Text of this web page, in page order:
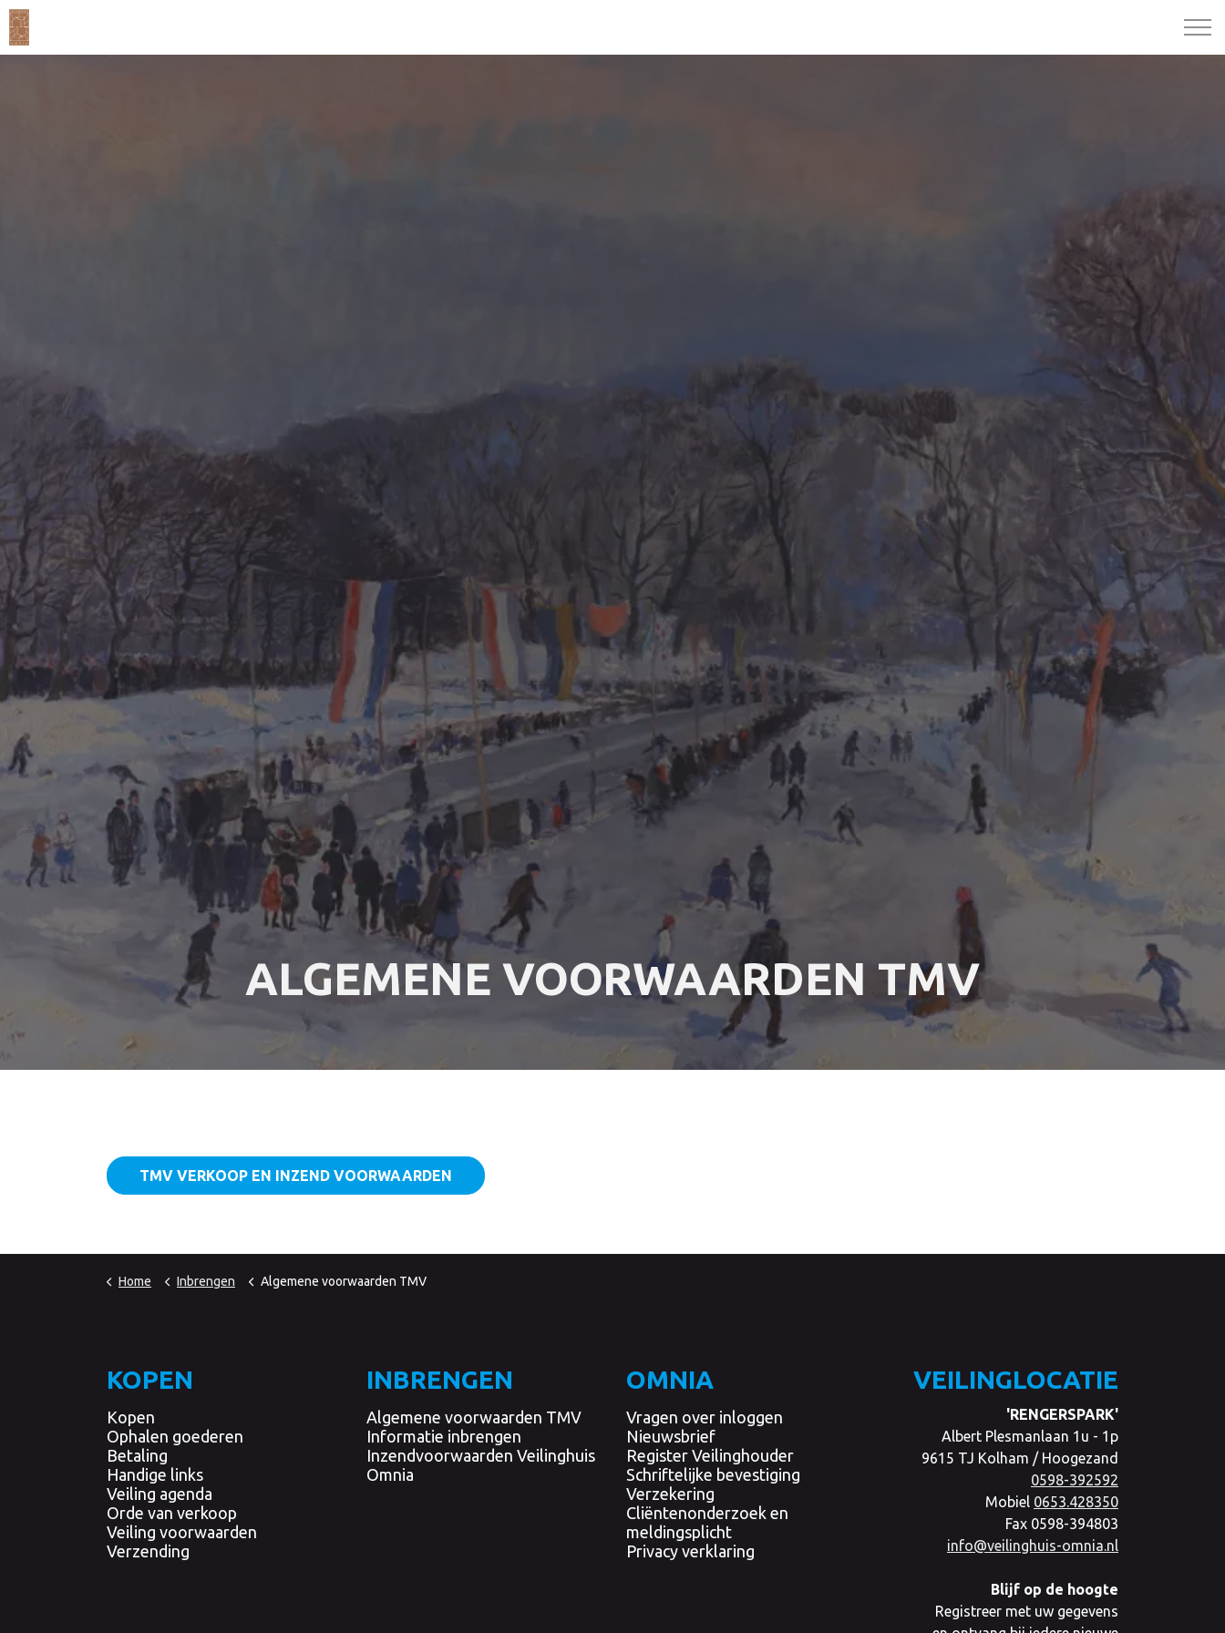
ALGEMENE VOORWAARDEN TMV
TMV VERKOOP EN INZEND VOORWAARDEN
Home Inbrengen Algemene voorwaarden TMV
KOPEN
Kopen
Ophalen goederen
Betaling
Handige links
Veiling agenda
Orde van verkoop
Veiling voorwaarden
Verzending
INBRENGEN
Algemene voorwaarden TMV
Informatie inbrengen
Inzendvoorwaarden Veilinghuis
Omnia
OMNIA
Vragen over inloggen
Nieuwsbrief
Register Veilinghouder
Schriftelijke bevestiging
Verzekering
Cliëntenonderzoek en
meldingsplicht
Privacy verklaring
VEILINGLOCATIE
'RENGERSPARK'
Albert Plesmanlaan 1u - 1p
9615 TJ Kolham / Hoogezand
0598-392592
Mobiel 0653.428350
Fax 0598-394803
info@veilinghuis-omnia.nl
Blijf op de hoogte
Registreer met uw gegevens